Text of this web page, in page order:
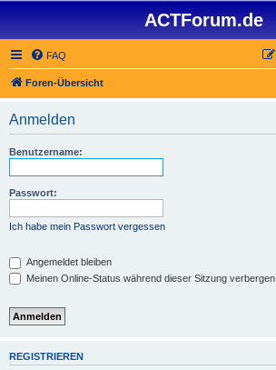
ACTForum.de
FAQ
Foren-Übersicht
Anmelden
Benutzername:
Passwort:
Ich habe mein Passwort vergessen
Angemeldet bleiben
Meinen Online-Status während dieser Sitzung verbergen
REGISTRIEREN